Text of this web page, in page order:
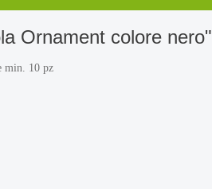
Ornament colore nero"
min. 10 pz